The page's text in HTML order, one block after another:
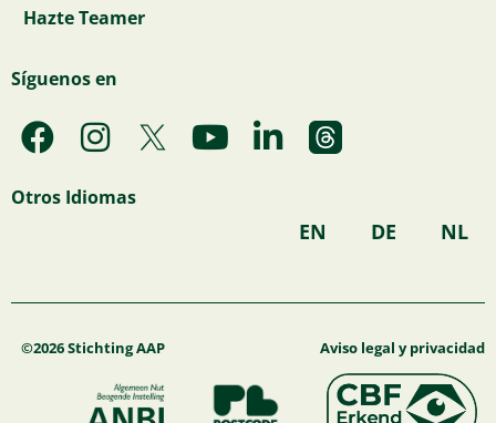
Hazte Teamer
Síguenos en
F
a
c
o
k
I
n
s
g
a
m
Y
o
b
L
i
d
Otros Idiomas
EN DE NL
©2026 Stichting AAP Aviso legal y privacidad